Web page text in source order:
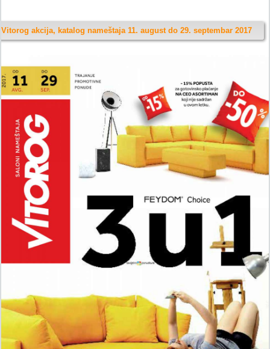
Vitorog akcija, katalog nameštaja 11. august do 29. septembar 2017